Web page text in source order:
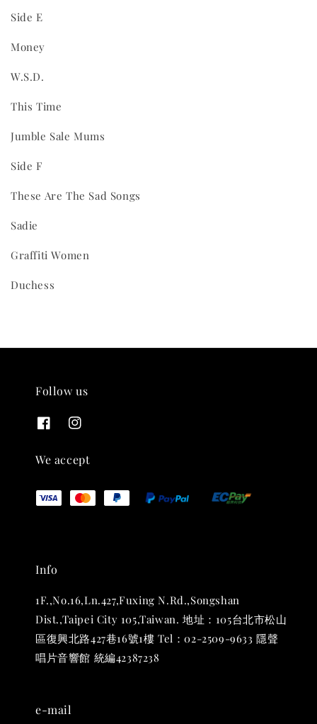
Side E
Money
W.S.D.
This Time
Jumble Sale Mums
Side F
These Are The Sad Songs
Sadie
Graffiti Women
Duchess
Follow us
We accept
Info
1F.,No.16,Ln.427,Fuxing N.Rd.,Songshan
Dist.,Taipei City 105,Taiwan. 地址：105台北市松山
區復興北路427巷16號1樓 Tel：02-2509-9633 隱聲
唱片音響館 統編42387238
e-mail